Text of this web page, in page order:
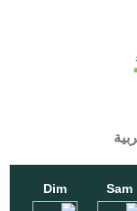
Sam
Dim